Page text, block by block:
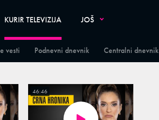
KURIR TELEVIZIJA
vesti Podnevni dnevnik Centralni dnevnik
JOŠ
46:46